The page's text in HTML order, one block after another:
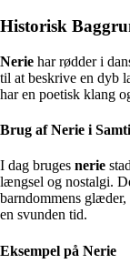
Historisk
Nerie har rødder i
til at beskrive en dyb
har en poetisk klang
Brug af Nerie i
I dag bruges nerie
længsel og nostalgi.
barndommens
en svunden tid.
Eksempel på Nerie